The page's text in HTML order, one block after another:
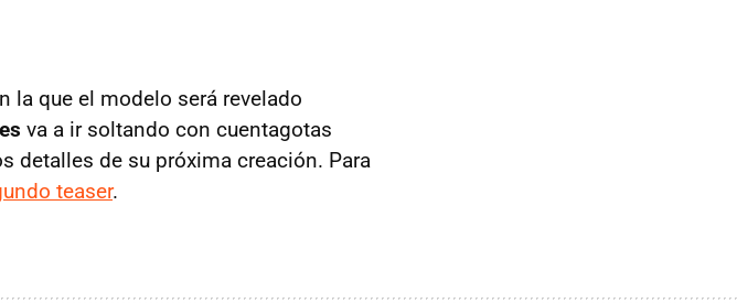
la que el modelo será revelado
va a ir soltando con cuentagotas
detalles de su próxima creación. Para
teaser.